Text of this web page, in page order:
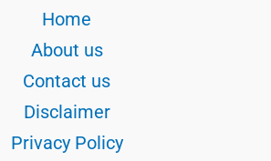
Home
About us
Contact us
Disclaimer
Privacy Policy